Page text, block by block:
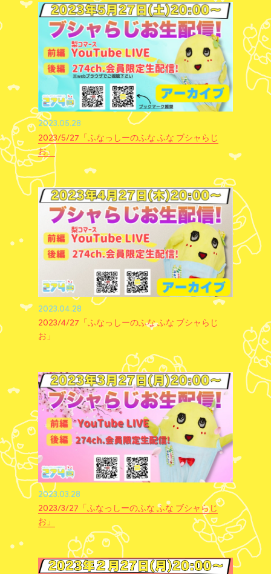
2023.05.28
2023/5/27「ふなっしーのふな ふな ブシャらじ
お」
2023.04.28
2023/4/27「ふなっしーのふな ふな ブシャらじ
お」
2023.03.28
2023/3/27「ふなっしーのふな ふな ブシャらじ
お」